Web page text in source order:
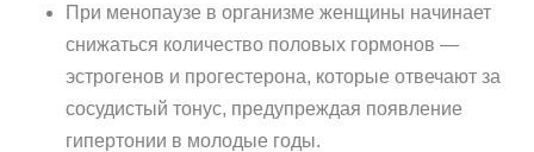
При менопаузе в организме женщины начинает
снижаться количество половых гормонов —
эстрогенов и прогестерона, которые отвечают за
сосудистый тонус, предупреждая появление
гипертонии в молодые годы.